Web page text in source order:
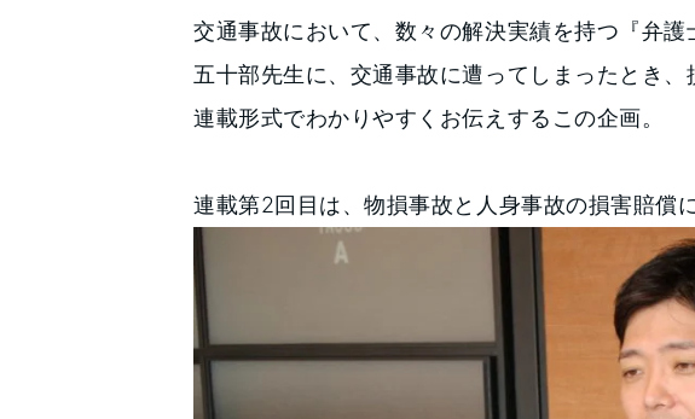
交通事故において、数々の解決実績を持つ『弁
五十部先生に、交通事故に遭ってしまったとき、
連載形式でわかりやすくお伝えするこの企画。
連載第2回目は、物損事故と人身事故の損害賠償